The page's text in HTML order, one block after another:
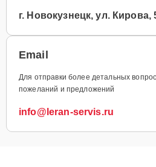
г. Новокузнецк, ул. Кирова,
Email
Для отправки более детальных
пожеланий и предложений
info@leran-servis.ru